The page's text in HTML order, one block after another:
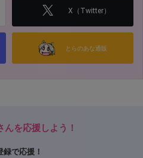
X（Twitter）
とらのあな通販
んを応援しよう！
録で応援！